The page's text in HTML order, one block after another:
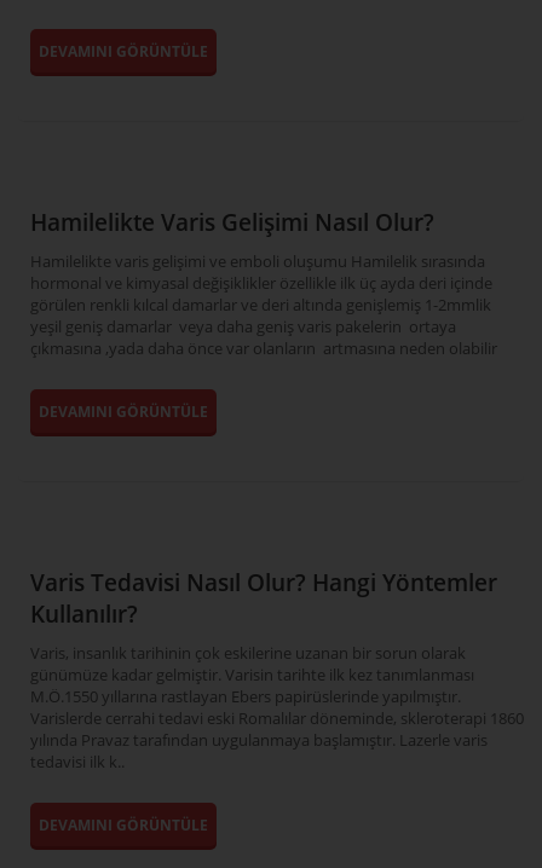
DEVAMINI GÖRÜNTÜLE
Hamilelikte Varis Gelişimi Nasıl Olur?
Hamilelikte varis gelişimi ve emboli oluşumu Hamilelik sırasında
hormonal ve kimyasal değişiklikler özellikle ilk üç ayda deri içinde
görülen renkli kılcal damarlar ve deri altında genişlemiş 1-2mmlik
yeşil geniş damarlar veya daha geniş varis pakelerin ortaya
çıkmasına ,yada daha önce var olanların artmasına neden olabilir
DEVAMINI GÖRÜNTÜLE
Varis Tedavisi Nasıl Olur? Hangi Yöntemler
Kullanılır?
Varis, insanlık tarihinin çok eskilerine uzanan bir sorun olarak
günümüze kadar gelmiştir. Varisin tarihte ilk kez tanımlanması
M.Ö.1550 yıllarına rastlayan Ebers papirüslerinde yapılmıştır.
Varislerde cerrahi tedavi eski Romalılar döneminde, skleroterapi 1860
yılında Pravaz tarafından uygulanmaya başlamıştır. Lazerle varis
tedavisi ilk k..
DEVAMINI GÖRÜNTÜLE